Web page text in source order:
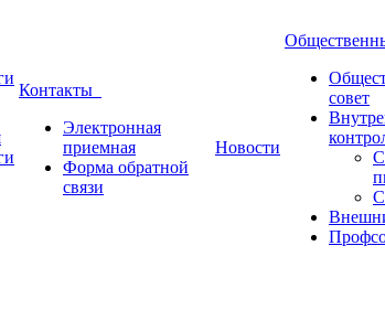
Контакты
Электронная
приемная
Форма обратной
связи
Новости
совет